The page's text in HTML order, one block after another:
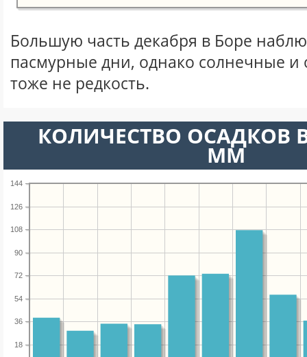
Большую часть декабря в Боре
пасмурные дни, однако солнечные
тоже не редкость.
КОЛИЧЕСТВО ОСАДКОВ
ММ
18
36
54
72
90
108
126
144